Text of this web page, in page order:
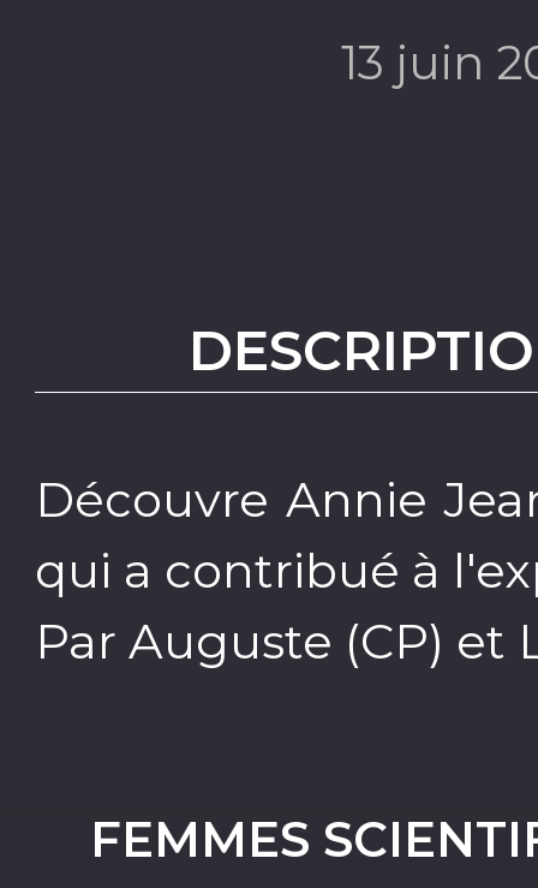
13 juin
Découvre Annie
qui a contribué à
Par Auguste (CP) et
FEMMES